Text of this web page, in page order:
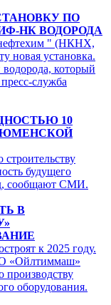
ПО
НК ВОДОРОДА
" (НКНХ,
новая установка.
водорода, который
служба
10
строительству
будущего
сообщают СМИ.
В
к 2025 году.
«Ойлтиммаш»
производству
оборудования.